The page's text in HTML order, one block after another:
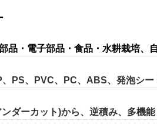
品・電子部品・食品・水耕栽培、
、PS、PVC、PC、ABS、発泡シー
ダーカット)から、逆積み、多機能